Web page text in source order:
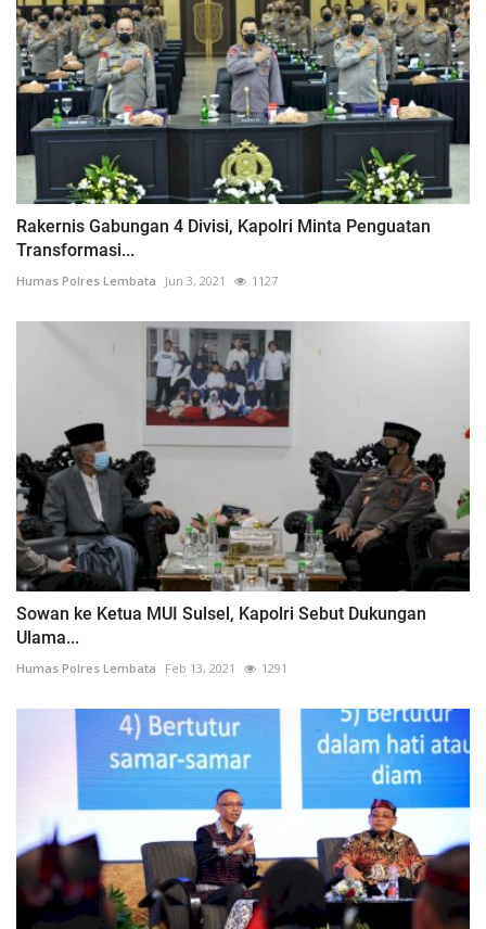
Rakernis Gabungan 4 Divisi, Kapolri Minta Penguatan
Transformasi...
Humas Polres Lembata Jun 3, 2021 1127
Sowan ke Ketua MUI Sulsel, Kapolri Sebut Dukungan
Ulama...
Humas Polres Lembata Feb 13, 2021 1291